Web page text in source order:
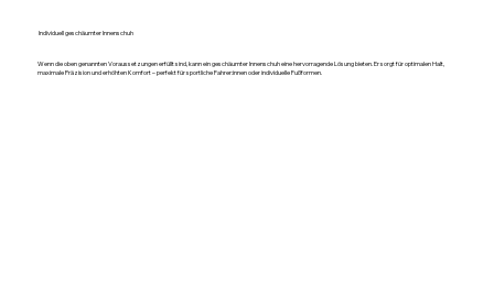
Individuell geschäumter Innenschuh
Wenn die oben genannten Voraussetzungen erfüllt sind, kann ein geschäumter Innenschuh eine hervorragende Lösung bieten. Er sorgt für optimalen Halt,
maximale Präzision und erhöhten Komfort – perfekt für sportliche Fahrer:innen oder individuelle Fußformen.